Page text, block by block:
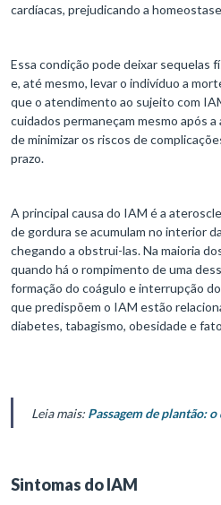
cardíacas, prejudicando a
Essa condição pode deixar sequelas
e, até mesmo, levar o indivíduo a
que o atendimento ao sujeito com
cuidados permaneçam mesmo após
de minimizar os riscos de
prazo.
A principal causa do IAM é a
de gordura se acumulam no interior
chegando a obstrui-las. Na maioria
quando há o rompimento de uma
formação do coágulo e interrupção
que predispõem o IAM estão
diabetes, tabagismo, obesidade e
Leia mais: Passagem de plantão:
Sintomas do IAM